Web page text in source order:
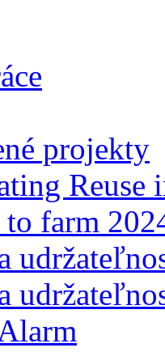
projekty
Reuse
farm